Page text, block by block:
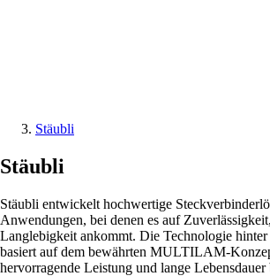
Stäubli
Stäubli
Stäubli entwickelt hochwertige
Anwendungen, bei denen es auf
Langlebigkeit ankommt. Die Technologie hinter
basiert auf dem bewährten MULTILAM-
hervorragende Leistung und lange Lebensdauer